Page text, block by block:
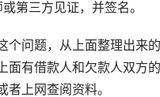
三方见证，并签名。
问题，从上面整理出来
面有借款人和欠款人双方
上网查阅资料。